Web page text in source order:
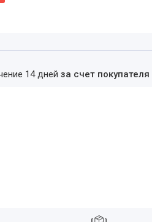
14 дней за счет покупателя